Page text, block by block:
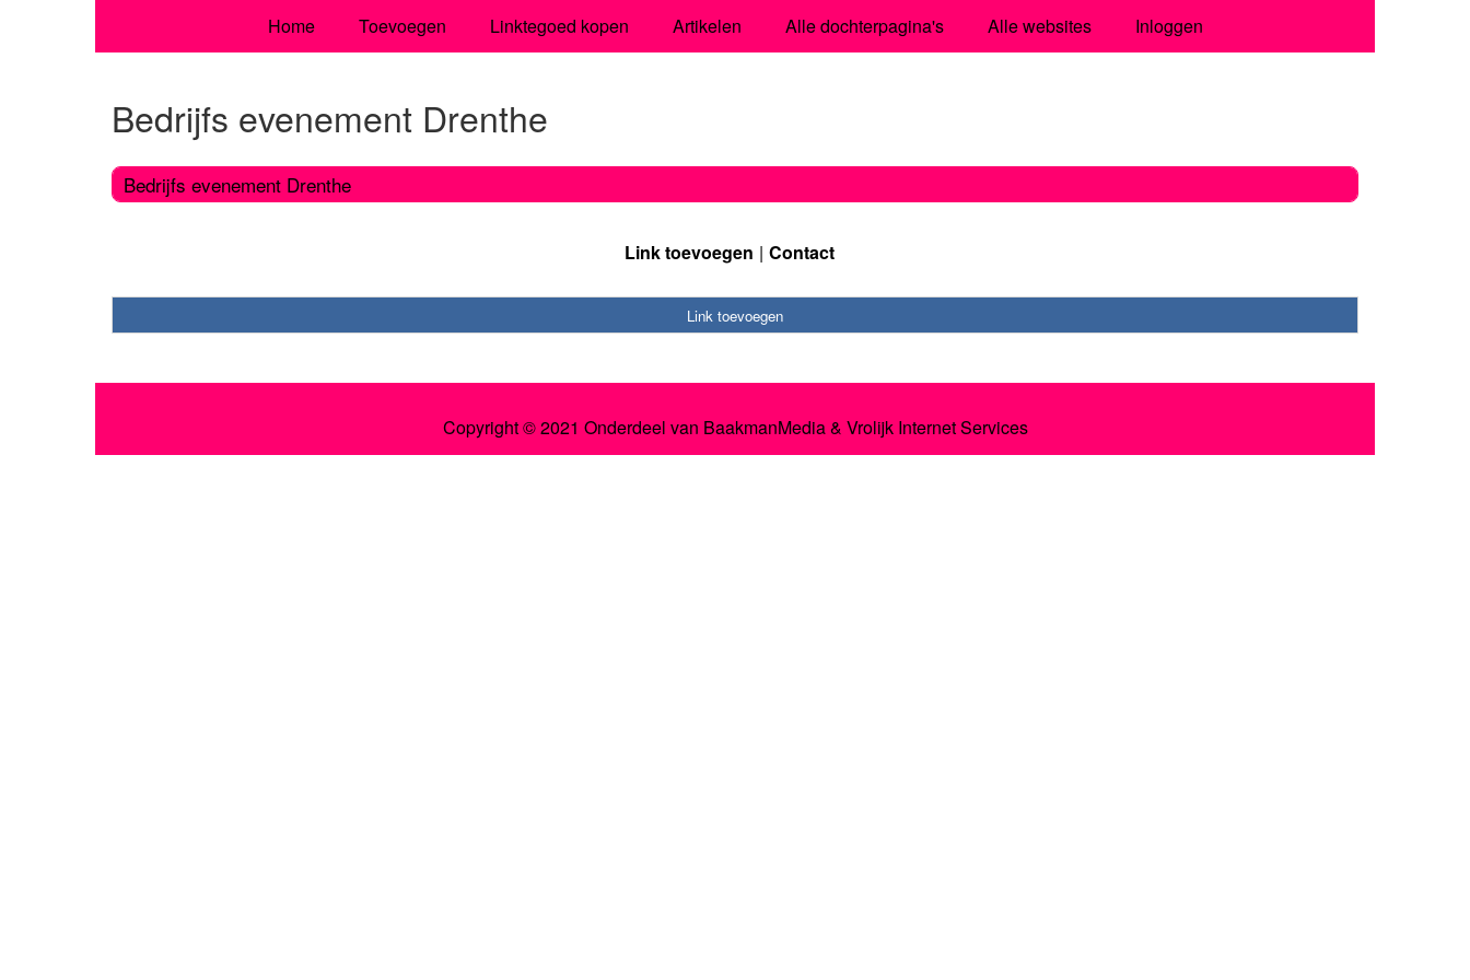
Home Toevoegen Linktegoed kopen Artikelen Alle dochterpagina's Alle websites Inloggen
Bedrijfs evenement Drenthe
Bedrijfs evenement Drenthe
Link toevoegen Contact
Link toevoegen
Copyright © 2021 Onderdeel van BaakmanMedia& Vrolijk Internet Services